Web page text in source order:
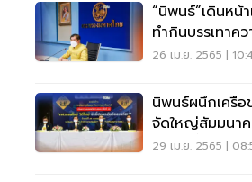
“นิพนธ์”เดินหน้
ทำกินบรรเทาค
สมัชชาคนจน
26 เม.ย. 2565 |
นิพนธ์ผนึกเครือ
จัดใหญ่สัมมนา
ถนน ครั้งที่ 15
29 เม.ย. 2565 |